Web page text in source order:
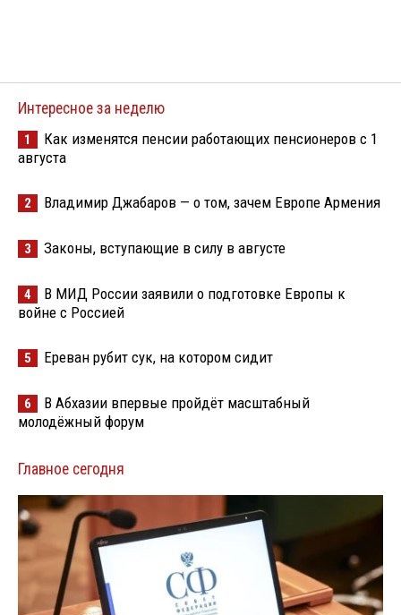
Интересное за неделю
1
Как изменятся пенсии работающих пенсионеров с 1
августа
2 Владимир Джабаров — о том, зачем Европе Армения
3 Законы, вступающие в силу в августе
4
В МИД России заявили о подготовке Европы к
войне с Россией
5 Ереван рубит сук, на котором сидит
6
В Абхазии впервые пройдёт масштабный
молодёжный форум
Главное сегодня